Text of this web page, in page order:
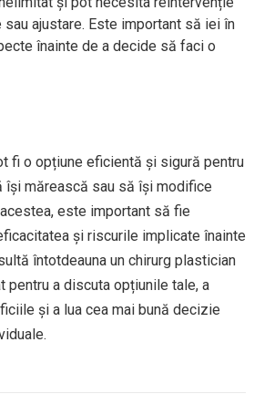
ajustare. Este important să iei în
înainte de a decide să faci o
fi o opțiune eficientă și sigură pentru
mărească sau să își modifice
este important să fie
și riscurile implicate înainte
întotdeauna un chirurg plastician
pentru a discuta opțiunile tale, a
și a lua cea mai bună decizie